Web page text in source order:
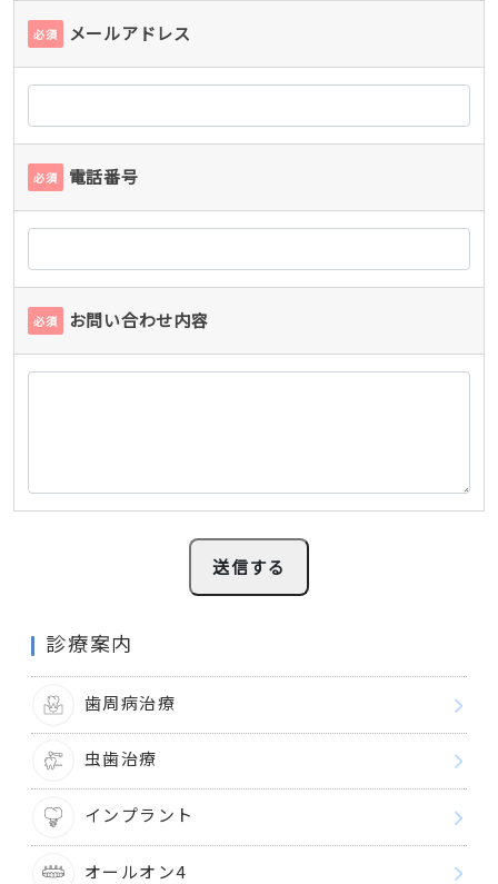
必須 メールアドレス
必須 電話番号
必須 お問い合わせ内容
診療案内
歯周病治療
虫歯治療
インプラント
オールオン4